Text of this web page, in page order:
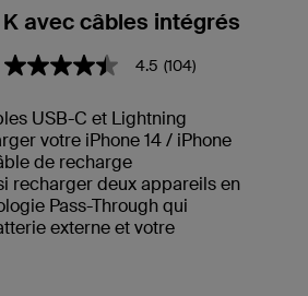
avec câbles intégrés
5 sur 5 (avis clients)
4.5
sur
5
,
valeur
de
note
moyenne.
Read
4.5 (104)
USB-C et Lightning
votre iPhone 14 / iPhone
de recharge
recharger deux appareils en
Pass-Through qui
externe et votre